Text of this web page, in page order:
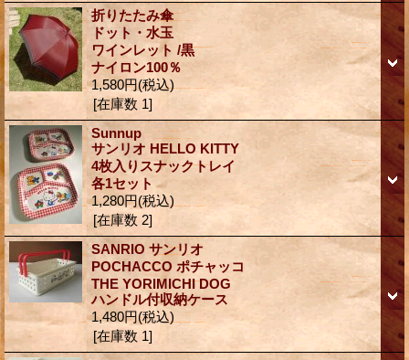
折りたたみ傘
ドット・水玉
ワインレット /黒
ナイロン100％
1,580円(税込)
[在庫数 1]
Sunnup
サンリオ HELLO KITTY
4枚入りスナックトレイ
各1セット
1,280円(税込)
[在庫数 2]
SANRIO サンリオ
POCHACCO ポチャッコ
THE YORIMICHI DOG
ハンドル付収納ケース
1,480円(税込)
[在庫数 1]